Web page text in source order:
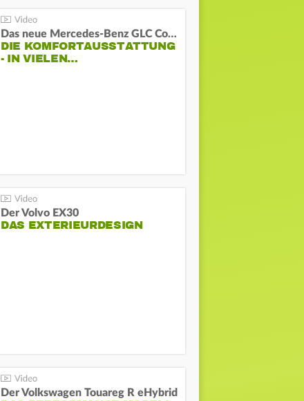
Das neue Mercedes-Benz GLC Coupé
DIE KOMFORTAUSSTATTUNG
- IN VIELEN…
Der Volvo EX30
DAS EXTERIEURDESIGN
Der Volkswagen Touareg R eHybrid